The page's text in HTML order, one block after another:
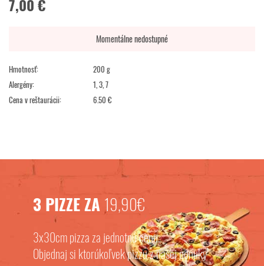
7,00 €
Momentálne nedostupné
Hmotnosť:
200 g
Alergény:
1, 3, 7
Cena v reštaurácii:
6.50 €
3 PIZZE ZA 19,90€
3x30cm pizza za jednotnú cenu.
Objednaj si ktorúkoľvek pizzu z našej ponuky